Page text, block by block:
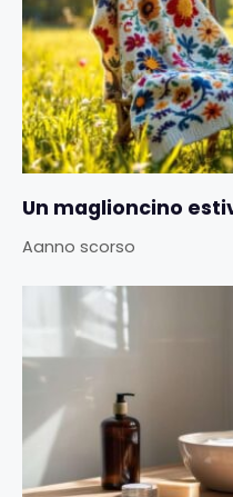
Un maglioncino
Aanno scorso